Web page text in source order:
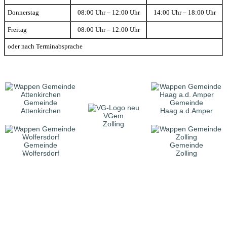
Donnerstag 08:00 Uhr – 12:00 Uhr 14:00 Uhr – 18:00 Uhr
Freitag 08:00 Uhr – 12:00 Uhr
oder nach Terminabsprache
Gemeinde
Attenkirchen
VGem
Zolling
Gemeinde
Haag a.d.Amper
Gemeinde
Wolfersdorf
Gemeinde
Zolling